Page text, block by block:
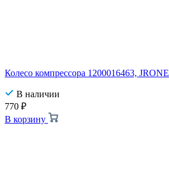
Колесо компрессора 1200016463, JRONE
В наличии
770 ₽
В корзину